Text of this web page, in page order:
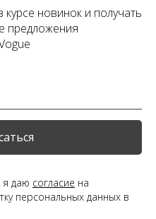
новинок и получать
предложения
я даю согласие на
персональных данных в